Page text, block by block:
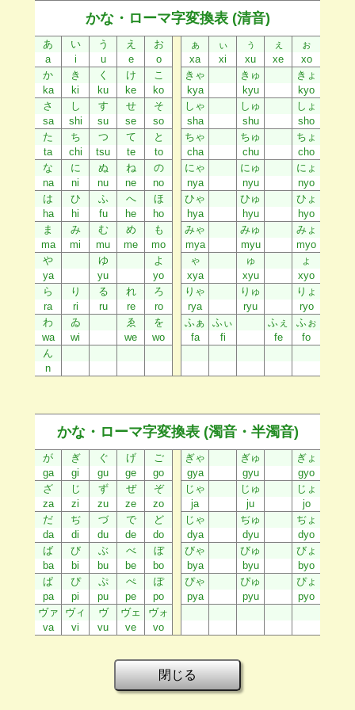
かな・ローマ字変換表 (清音)
あ い う え お ぁ ぃ ぅ ぇ
ぉ
a
i u e o xa xi xu xe
xo
か
き く け こ きゃ きゅ
きょ
ka
ki ku ke ko kya kyu
kyo
さ
し す せ そ しゃ しゅ
しょ
sa
shi su se so sha shu
sho
た
ち つ て と ちゃ ちゅ
ちょ
ta
chi tsu te to cha chu
cho
な
に ぬ ね の にゃ にゅ
にょ
na
ni nu ne no nya nyu
nyo
は
ひ ふ へ ほ ひゃ ひゅ
ひょ
ha
hi fu he ho hya hyu
hyo
ま
み む め も みゃ みゅ
みょ
ma
mi mu me mo mya myu
myo
や
ゆ よ ゃ ゅ
ょ
ya
yu yo xya xyu
xyo
ら
り る れ ろ りゃ りゅ
りょ
ra
ri ru re ro rya ryu
ryo
わ
ゐ ゑ を ふぁ ふぃ ふぇ
ふぉ
wa
wi we wo fa fi fe
fo
ん
n
かな・ローマ字変換表 (濁音・半濁音)
が ぎ ぐ げ ご ぎゃ ぎゅ
ぎょ
ga
gi gu ge go gya gyu
gyo
ざ
じ ず ぜ ぞ じゃ じゅ
じょ
za
zi zu ze zo ja ju
jo
だ
ぢ づ で ど じゃ ぢゅ
ぢょ
da
di du de do dya dyu
dyo
ば
び ぶ べ ぼ びゃ びゅ
びょ
ba
bi bu be bo bya byu
byo
ぱ
ぴ ぷ ぺ ぽ ぴゃ ぴゅ
ぴょ
pa
pi pu pe po pya pyu
pyo
ヴァ
ヴィ ヴ ヴェ
ヴォ
va
vi vu ve vo
閉じる